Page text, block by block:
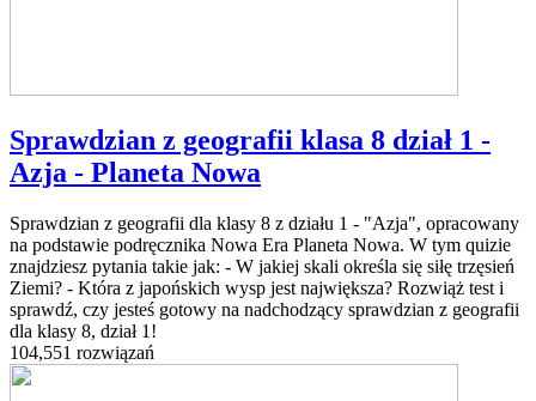
Sprawdzian z geografii klasa 8 dział 1 -
Azja - Planeta Nowa
Sprawdzian z geografii dla klasy 8 z działu 1 - "Azja", opracowany
na podstawie podręcznika Nowa Era Planeta Nowa. W tym quizie
znajdziesz pytania takie jak: - W jakiej skali określa się siłę trzęsień
Ziemi? - Która z japońskich wysp jest największa? Rozwiąż test i
sprawdź, czy jesteś gotowy na nadchodzący sprawdzian z geografii
dla klasy 8, dział 1!
104,551 rozwiązań